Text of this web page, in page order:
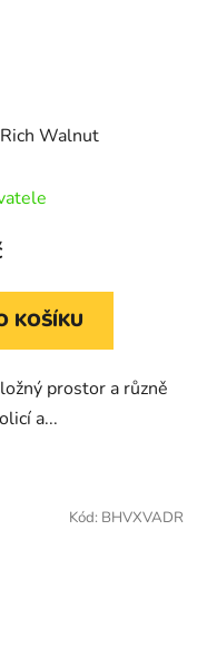
Walnut
KOŠÍKU
prostor a různě
a...
Kód: BHVXVADR